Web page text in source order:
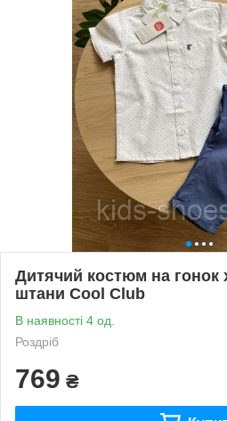
Дитячий костюм на гонок
штани Cool Club
В наявності 4 од.
Роздріб
769 ₴